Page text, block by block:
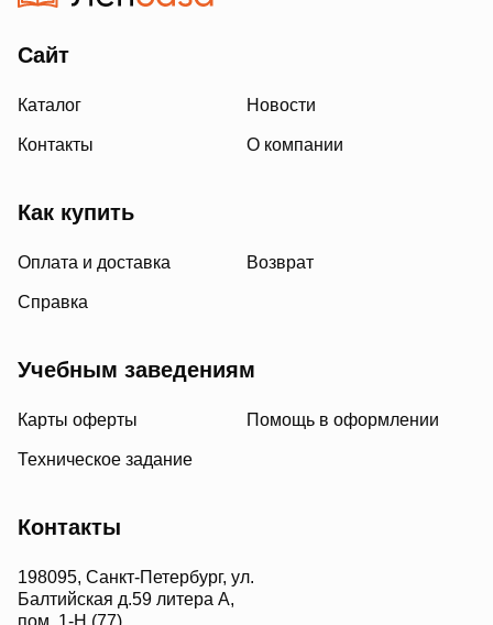
Сайт
Каталог Новости
Контакты О компании
Как купить
Оплата и доставка Возврат
Справка
Учебным заведениям
Карты оферты Помощь в оформлении
Техническое задание
Контакты
198095, Санкт-Петербург, ул.
Балтийская д.59 литера А,
пом. 1-Н (77)